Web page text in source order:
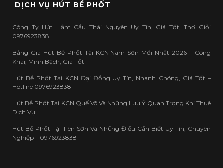
DỊCH VỤ HÚT BỂ PHỐT
Công Ty Hút Hầm Cầu Thái Nguyên Uy Tín, Giá Tốt, Thợ Giỏi
0976923838
Bảng Giá Hút Bể Phốt Tại KCN Nam Sơn Mới Nhất 2026 – Công
Khai, Minh Bạch, Giá Tốt
Hút Bể Phốt Tại KCN Đại Đồng Uy Tín, Nhanh Chóng, Giá Tốt –
Hotline 0976923838
Hút Bể Phốt Tại KCN Quế Võ Và Những Lưu Ý Quan Trọng Khi Thuê
Dịch Vụ
Hút Bể Phốt Tại Tiên Sơn Và Những Điều Cần Biết Uy Tín, Chuyên
Nghiệp – 0976923838